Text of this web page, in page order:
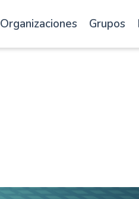
Organizaciones Grupos